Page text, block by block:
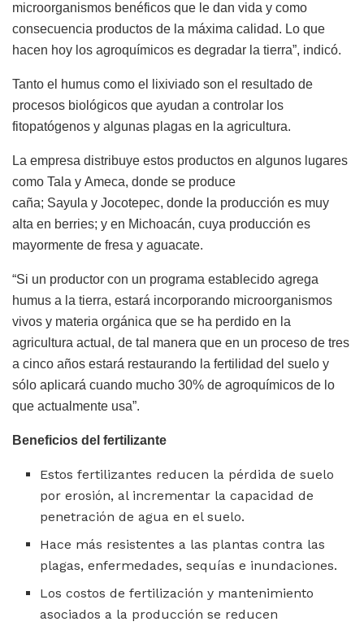
microorganismos benéficos que le dan vida y como
consecuencia productos de la máxima calidad. Lo que
hacen hoy los agroquímicos es degradar la tierra”, indicó.
Tanto el humus como el lixiviado son el resultado de
procesos biológicos que ayudan a controlar los
fitopatógenos y algunas plagas en la agricultura.
La empresa distribuye estos productos en algunos lugares
como Tala y Ameca, donde se produce
caña; Sayula y Jocotepec, donde la producción es muy
alta en berries; y en Michoacán, cuya producción es
mayormente de fresa y aguacate.
“Si un productor con un programa establecido agrega
humus a la tierra, estará incorporando microorganismos
vivos y materia orgánica que se ha perdido en la
agricultura actual, de tal manera que en un proceso de tres
a cinco años estará restaurando la fertilidad del suelo y
sólo aplicará cuando mucho 30% de agroquímicos de lo
que actualmente usa”.
Beneficios del fertilizante
Estos fertilizantes reducen la pérdida de suelo
por erosión, al incrementar la capacidad de
penetración de agua en el suelo.
Hace más resistentes a las plantas contra las
plagas, enfermedades, sequías e inundaciones.
Los costos de fertilización y mantenimiento
asociados a la producción se reducen